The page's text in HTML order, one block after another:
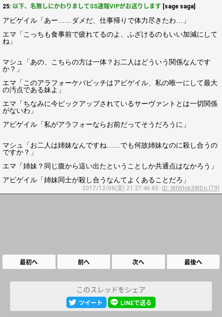
25: 以下、名無しにかわりましてSS速報VIPがお送りします [sage saga]
アビゲイル「あー……ダメだ、仕事帰りで体力尽きたわ…」
エマ「こっちも食事前で疲れてるのよ、ふざけるのもいい加減にして
ね」
マシュ「あの、こちらの方は一体？お二人はどういう関係なんです
か？」
エマ「このアラフォーケバビッチはアビゲイル、私の唯一にして最大
の汚点である妹よ」
エマ「ちなみに今ピックアップされているサーヴァントとは一切関係
がないわ」
アビゲイル「私がアラフォーならお前だってそうだろうに」
マシュ「お二人は姉妹なんですね……でも何故姉妹なのに殺し合うの
ですか？」
エマ「姉妹？同じ腹から這い出たということしか共通点はなかろう」
アビゲイル「姉妹同士が殺し合うなんてよくあることだろ」
2017/12/08(金) 21:27:46.85 ID: WlWHA3WDo (79)
最初へ 前へ 次へ 最後へ
このスレッドをシェア
ツイート LINEで送る